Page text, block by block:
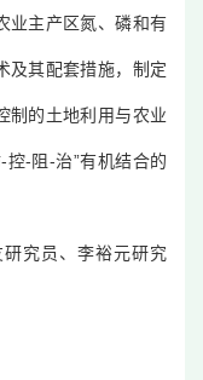
业主产区氮、磷和有
及其配套措施，制定
制的土地利用与农业
-阻-治”有机结合的
究员、李裕元研究